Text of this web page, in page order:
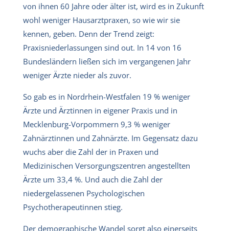
von ihnen 60 Jahre oder älter ist, wird es in Zukunft
wohl weniger Hausarztpraxen, so wie wir sie
kennen, geben. Denn der Trend zeigt:
Praxisniederlassungen sind out. In 14 von 16
Bundesländern ließen sich im vergangenen Jahr
weniger Ärzte nieder als zuvor.
So gab es in Nordrhein-Westfalen 19 % weniger
Ärzte und Ärztinnen in eigener Praxis und in
Mecklenburg-Vorpommern 9,3 % weniger
Zahnärztinnen und Zahnärzte. Im Gegensatz dazu
wuchs aber die Zahl der in Praxen und
Medizinischen Versorgungszentren angestellten
Ärzte um 33,4 %. Und auch die Zahl der
niedergelassenen Psychologischen
Psychotherapeutinnen stieg.
Der demographische Wandel sorgt also einerseits